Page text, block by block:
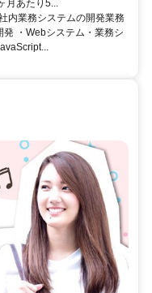
月あたり5...
内業務システムの開発業務
・Webシステム・業務シ